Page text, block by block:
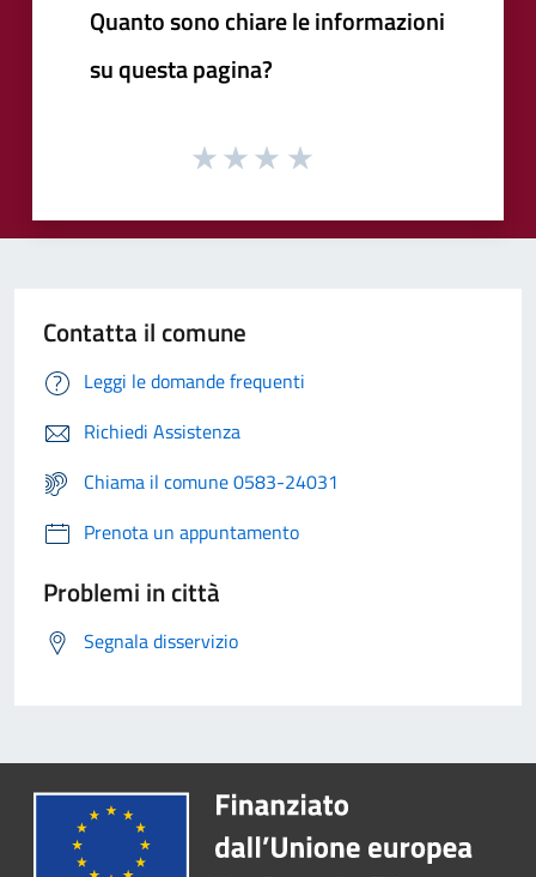
Quanto sono chiare le informazioni
su questa pagina?
Contatta il comune
Leggi le domande frequenti
Richiedi Assistenza
Chiama il comune 0583-24031
Prenota un appuntamento
Problemi in città
Segnala disservizio